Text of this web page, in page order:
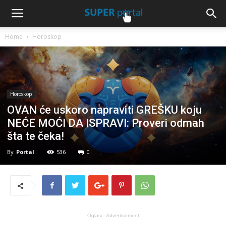
Home Horoskop
Horoskop
OVAN će uskoro napraviti GREŠKU koju
NEĆE MOĆI DA ISPRAVI: Proveri odmah
šta te čeka!
By Portal 536 0
Oglasi - Advertisement